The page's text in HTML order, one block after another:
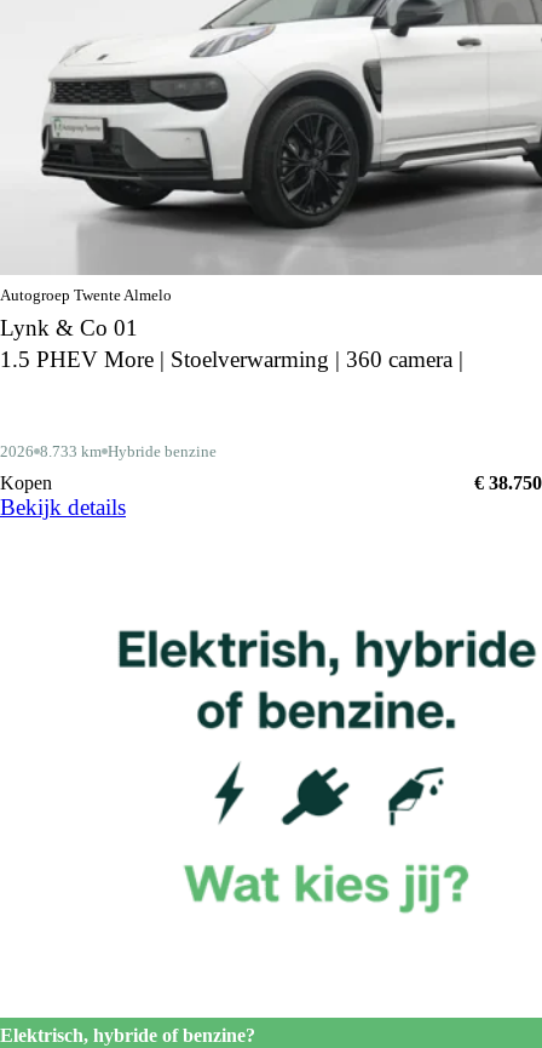
Autogroep Twente Almelo
Lynk & Co 01
1.5 PHEV More | Stoelverwarming | 360 camera |
2026 8.733 km Hybride benzine
Kopen € 38.750
Bekijk details
Elektrisch, hybride of benzine?